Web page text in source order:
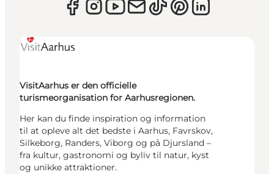
VisitAarhus er den officielle
turismeorganisation for Aarhusregionen.
Her kan du finde inspiration og information
til at opleve alt det bedste i Aarhus, Favrskov,
Silkeborg, Randers, Viborg og på Djursland –
fra kultur, gastronomi og byliv til natur, kyst
og unikke attraktioner.